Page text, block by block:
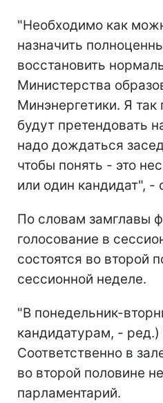
"Необходимо как
назначить
восстановить
Министерства
Минэнергетики. Я так
будут претендовать
надо дождаться
чтобы понять - это
или один кандидат", -
По словам замглавы
голосование в
состоятся во второй
сессионной неделе.
"В понедельник-
кандидатурам, - ред.)
Соответственно в
во второй половине
парламентарий.